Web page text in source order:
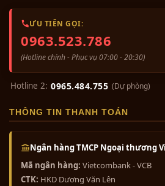
ƯU TIÊN GỌI:
0963.523.786
(Hotline chính - Phục vụ 07:00 - 20:30)
Hotline 2: 0965.484.755 (Dự phòng)
THÔNG TIN THANH TOÁN
Ngân hàng TMCP Ngoại thương
Mã ngân hàng: Vietcombank - VCB
CTK: HKD Dương Văn Lên